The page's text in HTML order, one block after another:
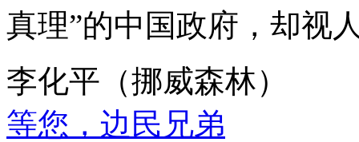
真理”的中国政府，却视
李化平（挪威森林）
等您，边民兄弟